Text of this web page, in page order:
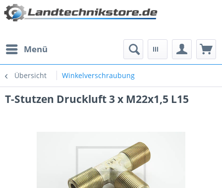
Menü
Übersicht Winkelverschraubung
T-Stutzen Druckluft 3 x M22x1,5 L15